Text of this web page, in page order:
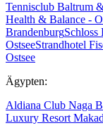
Tennisclub Baltrum
Health & Balance -
BrandenburgSchloss
OstseeStrandhotel
Ostsee
Ägypten:
Aldiana Club Naga
Luxury Resort